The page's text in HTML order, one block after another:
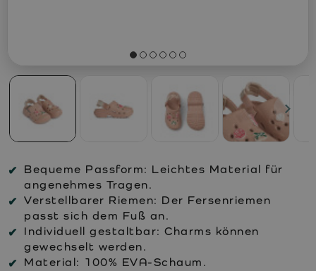
Bequeme Passform: Leichtes Material für
angenehmes Tragen.
Verstellbarer Riemen: Der Fersenriemen
passt sich dem Fuß an.
Individuell gestaltbar: Charms können
gewechselt werden.
Material: 100% EVA-Schaum.